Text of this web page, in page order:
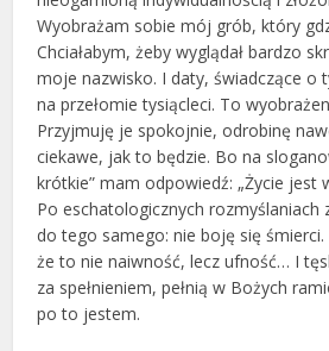
Wyobrażam sobie mój grób, który
Chciałabym, żeby wyglądał bardzo
moje nazwisko. I daty, świadczące o
na przełomie tysiącleci. To
Przyjmuję je spokojnie, odrobinę
ciekawe, jak to będzie. Bo na
krótkie” mam odpowiedź: „Życie jest
Po eschatologicznych rozmyślaniach
do tego samego: nie boję się śmierci.
że to nie naiwność, lecz ufność… I
za spełnieniem, pełnią w Bożych
po to jestem.